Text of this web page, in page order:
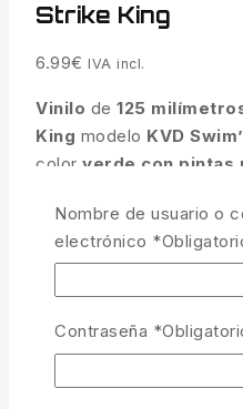
Strike King
6.99€ IVA incl.
Vinilo de 125
King modelo KVD
color verde con pintas
especial para la pesca
Fuera de Stock
Nombre de usuario o
electrónico *
Contraseña *